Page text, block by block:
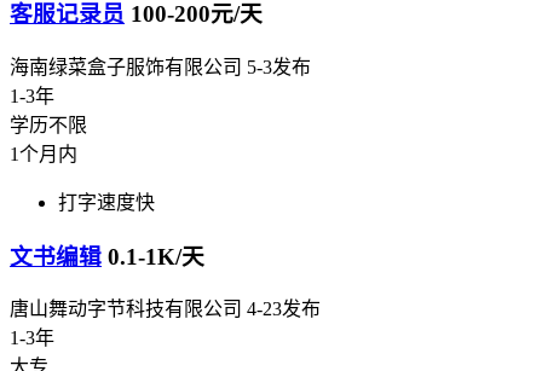
客服记录员 100-200元/天
海南绿菜盒子服饰有限公司 5-3发布
1-3年
学历不限
1个月内
打字速度快
文书编辑 0.1-1K/天
唐山舞动字节科技有限公司 4-23发布
1-3年